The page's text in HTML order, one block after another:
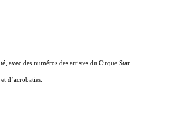
avec des numéros des artistes du Cirque Star.
d’acrobaties.